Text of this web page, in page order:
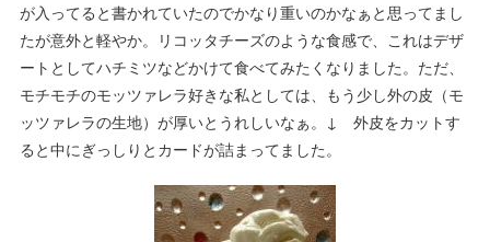
が入ってると書かれていたのでかなり重いのかなぁと思ってまし
たが意外と軽やか。リコッタチーズのような食感で、これはデザ
ートとしてハチミツなどかけて食べてみたくなりました。ただ、
モチモチのモッツァレラ好きな私としては、もう少し外の皮（モ
ッツァレラの生地）が厚いとうれしいなぁ。↓ 外皮をカットす
ると中にぎっしりとカードが詰まってました。